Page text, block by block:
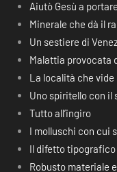
Aiutò Gesù a
Minerale che dà il
Un sestiere di
Malattia provocata
La località che
Uno spiritello con il
Tutto all’ingiro
I molluschi con cui
Il difetto
Robusto materiale